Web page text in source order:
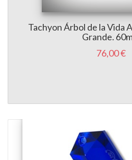
76,00 €